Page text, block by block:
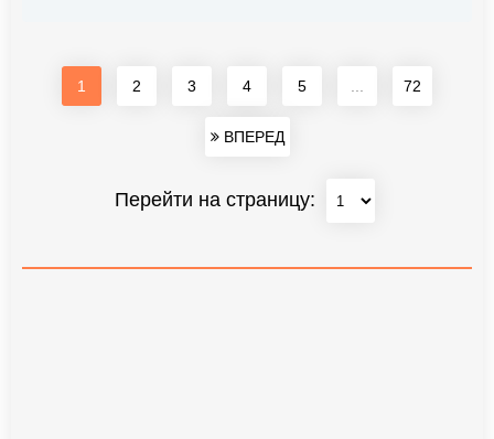
1 2 3 4 5 ... 72
ВПЕРЕД
Перейти на страницу: